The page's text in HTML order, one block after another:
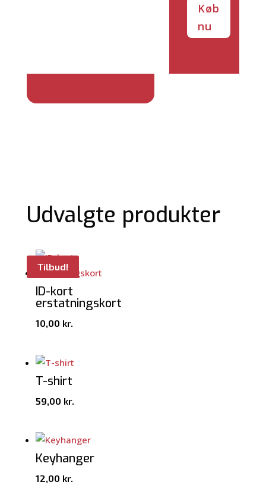
Køb
nu
Udvalgte produkter
ID-kort
erstatningskort
10,00 kr.
T-shirt
59,00 kr.
Keyhanger
12,00 kr.
Tilbud!